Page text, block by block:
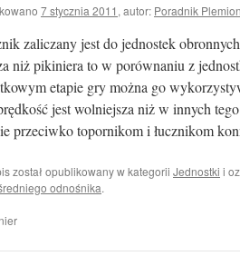
7 stycznia 2011 , autor: Poradnik
zaliczany jest do jednostek
niż pikiniera to w porównaniu z
etapie gry można go
jest wolniejsza niż w innych
przeciwko topornikom i łucznikom
został opublikowany w kategorii Jednostki i
odnośnika.